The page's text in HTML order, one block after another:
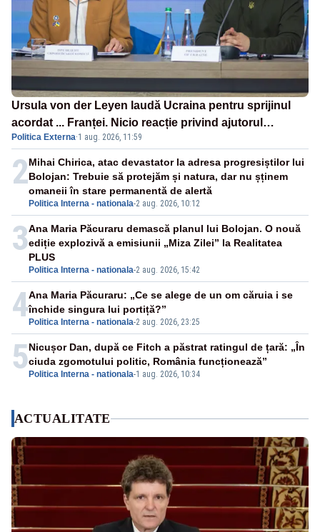
Ursula von der Leyen laudă Ucraina pentru sprijinul
acordat ... Franței. Nicio reacție privind ajutorul
energetic promis României
Politica Externa·1 aug. 2026, 11:59
2
Politica Interna - nationala-2 aug. 2026, 10:12
Mihai Chirica, atac devastator la adresa progresiștilor lui
Bolojan: Trebuie să protejăm și natura, dar nu șținem
omaneii în stare permanentă de alertă
3
Politica Interna - nationala-2 aug. 2026, 15:42
Ana Maria Păcuraru demască planul lui Bolojan. O nouă
ediție explozivă a emisiunii „Miza Zilei” la Realitatea
PLUS
4 Politica Interna - nationala-2 aug. 2026, 23:25
Ana Maria Păcuraru: „Ce se alege de un om căruia i se
închide singura lui portiță?”
5 Politica Interna - nationala-1 aug. 2026, 10:34
Nicușor Dan, după ce Fitch a păstrat ratingul de țară: „În
ciuda zgomotului politic, România funcționează”
ACTUALITATE